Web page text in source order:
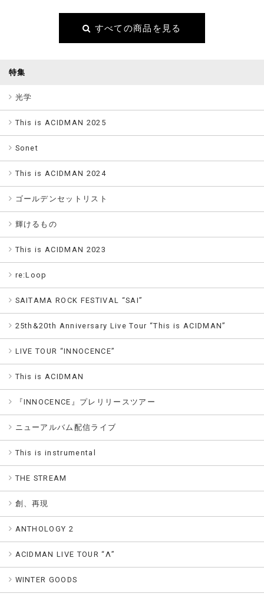
すべての商品を見る
特集
光学
This is ACIDMAN 2025
Sonet
This is ACIDMAN 2024
ゴールデンセットリスト
輝けるもの
This is ACIDMAN 2023
re:Loop
SAITAMA ROCK FESTIVAL “SAI”
25th&20th Anniversary Live Tour “This is ACIDMAN”
LIVE TOUR “INNOCENCE”
This is ACIDMAN
『INNOCENCE』プレリリースツアー
ニューアルバム配信ライブ
This is instrumental
THE STREAM
創、再現
ANTHOLOGY 2
ACIDMAN LIVE TOUR “Λ”
WINTER GOODS